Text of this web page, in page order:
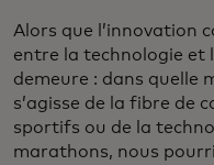
Alors que l’innovation
entre la technologie et
demeure : dans quelle
s’agisse de la fibre de
sportifs ou de la
marathons, nous